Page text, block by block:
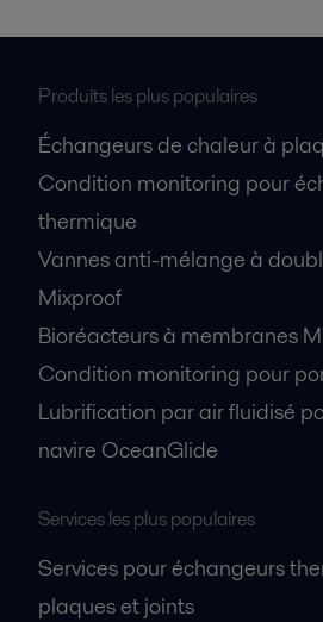
Produits les plus populaires
Échangeurs de chaleur à
Condition monitoring pour
thermique
Vannes anti-mélange à
Mixproof
Bioréacteurs à membranes
Condition monitoring pour
Lubrification par air fluidisé
navire OceanGlide
Services les plus populaires
Services pour échangeurs
plaques et joints